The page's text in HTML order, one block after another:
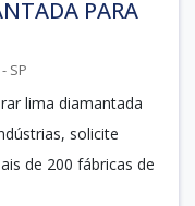
PARA
SP
lima diamantada
solicite
de 200 fábricas de